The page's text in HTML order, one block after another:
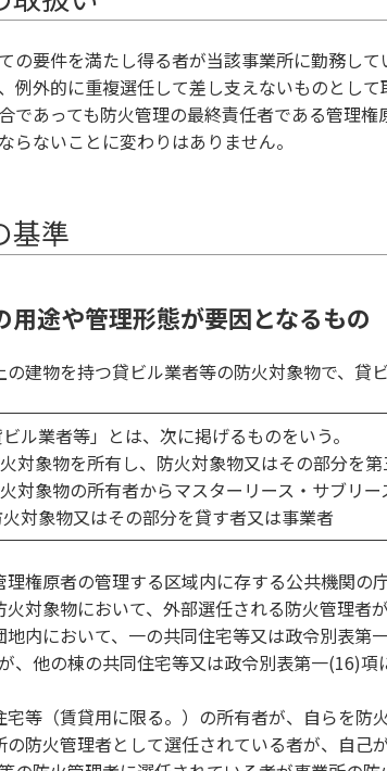
の要件を満たし得る者が当該事業所に勤務し
例外的に重複選任して差し支えないものとし
であっても防火管理の最終責任者である管理
らないことに変わりはありません。
基準
途や管理形態が要因となるもの
建物を持つ貸ビル業者等の防火対象物で、貸
業者等」とは、次に掲げるものをいう。
象物を所有し、防火対象物又はその部分を第
象物の所有者からマスターリース・サブリー
物又はその部分を貸す者又は事業者
権原者の管理する区域内に存する公共機関の
対象物において、外部選任される防火管理者
内において、一の共同住宅等又は政令別表第
、他の棟の共同住宅等又は政令別表第一(16)
等（賃貸用に限る。）の所有者が、自らを防
防火管理者として選任されている者が、自己